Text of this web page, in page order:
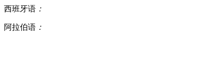
西班牙语 ：
阿拉伯语 ：